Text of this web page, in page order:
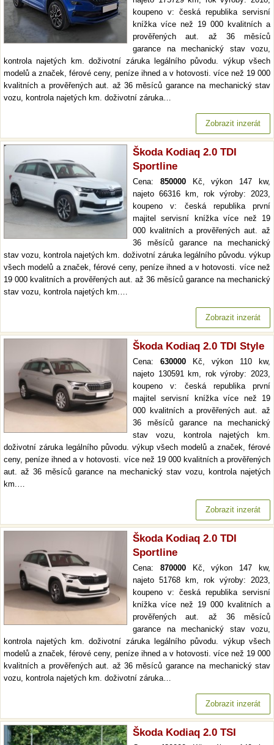
koupeno v: česká republika servisní
knížka více než 19 000 kvalitních a
prověřených aut. až 36 měsíců
garance na mechanický stav vozu,
kontrola najetých km. doživotní záruka legálního původu. výkup všech
modelů a značek, férové ceny, peníze ihned a v hotovosti. více než 19 000
kvalitních a prověřených aut. až 36 měsíců garance na mechanický stav
vozu, kontrola najetých km. doživotní záruka…
Zobrazit inzerát
Škoda Kodiaq 2.0 TDI
Sportline
Cena: 850000Kč, výkon 147 kw,
najeto 66316 km, rok výroby: 2023,
koupeno v: česká republika první
majitel servisní knížka více než 19
000 kvalitních a prověřených aut. až
36 měsíců garance na mechanický
stav vozu, kontrola najetých km. doživotní záruka legálního původu. výkup
všech modelů a značek, férové ceny, peníze ihned a v hotovosti. více než
19 000 kvalitních a prověřených aut. až 36 měsíců garance na mechanický
stav vozu, kontrola najetých km.…
Zobrazit inzerát
Škoda Kodiaq 2.0 TDI Style
Cena: 630000 Kč, výkon 110 kw,
najeto 130591 km, rok výroby: 2023,
koupeno v: česká republika první
majitel servisní knížka více než 19
000 kvalitních a prověřených aut. až
36 měsíců garance na mechanický
stav vozu, kontrola najetých km.
doživotní záruka legálního původu. výkup všech modelů a značek, férové
ceny, peníze ihned a v hotovosti. více než 19 000 kvalitních a prověřených
aut. až 36 měsíců garance na mechanický stav vozu, kontrola najetých
km.…
Zobrazit inzerát
Škoda Kodiaq 2.0 TDI
Sportline
Cena: 870000Kč, výkon 147 kw,
najeto 51768 km, rok výroby: 2023,
koupeno v: česká republika servisní
knížka více než 19 000 kvalitních a
prověřených aut. až 36 měsíců
garance na mechanický stav vozu,
kontrola najetých km. doživotní záruka legálního původu. výkup všech
modelů a značek, férové ceny, peníze ihned a v hotovosti. více než 19 000
kvalitních a prověřených aut. až 36 měsíců garance na mechanický stav
vozu, kontrola najetých km. doživotní záruka…
Zobrazit inzerát
Škoda Kodiaq 2.0 TSI